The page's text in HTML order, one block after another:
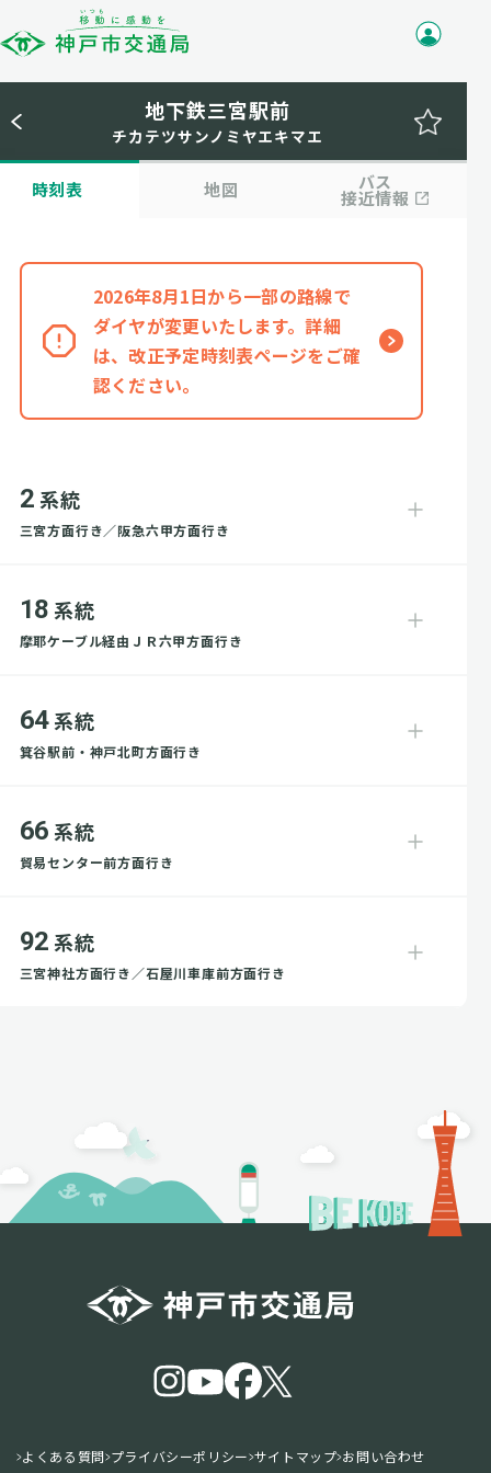
地下鉄三宮駅前
チカテツサンノミヤエキマエ
時刻表 地図 バス
接近情報
2026年8月1日から一部の路線で
ダイヤが変更いたします。詳細
は、改正予定時刻表ページをご確
認ください。
2 系統
三宮方面行き／阪急六甲方面行き
18 系統
摩耶ケーブル経由ＪＲ六甲方面行き
64 系統
箕谷駅前・神戸北町方面行き
66 系統
貿易センター前方面行き
92 系統
三宮神社方面行き／石屋川車庫前方面行き
よくある質問 プライバシーポリシー サイトマップ お問い合わせ